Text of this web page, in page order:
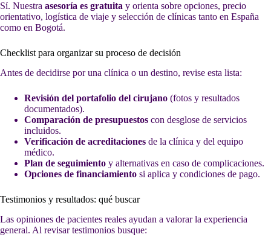
Sí. Nuestra asesoría es gratuita y orienta sobre opciones, precio
orientativo, logística de viaje y selección de clínicas tanto en España
como en Bogotá.
Checklist para organizar su proceso de decisión
Antes de decidirse por una clínica o un destino, revise esta lista:
Revisión del portafolio del cirujano (fotos y resultados
documentados).
Comparación de presupuestos con desglose de servicios
incluidos.
Verificación de acreditaciones de la clínica y del equipo
médico.
Plan de seguimiento y alternativas en caso de complicaciones.
Opciones de financiamiento si aplica y condiciones de pago.
Testimonios y resultados: qué buscar
Las opiniones de pacientes reales ayudan a valorar la experiencia
general. Al revisar testimonios busque: